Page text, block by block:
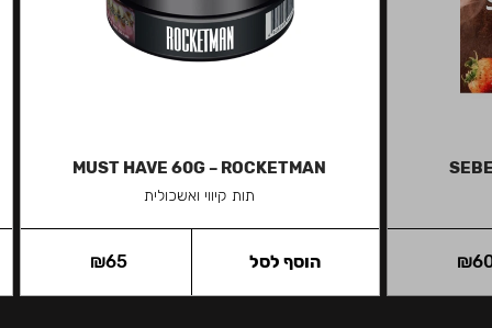
₪
MUST HAVE 60G – ROCKETMAN
תות קיווי ואשכולית
₪65 הוסף לסל